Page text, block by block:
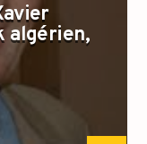
algérien,